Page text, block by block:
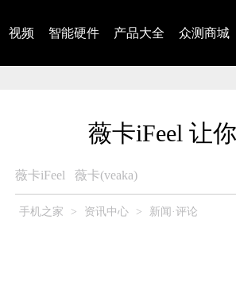
视频 智能硬件 产品大全 众测商城
薇卡iFeel 让
薇卡iFeel 薇卡(veaka)
手机之家 > 资讯中心 > 新闻·评论